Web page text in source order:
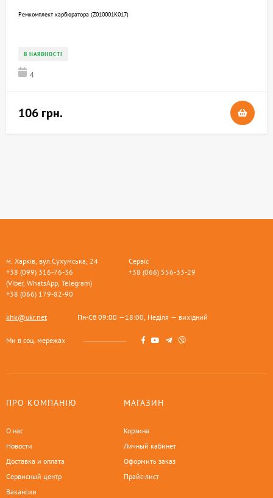
Ремкомплект карбюратора (Z010001K017)
В НАЯВНОСТІ
4
106 грн.
м. Харків, вул.Сухумська, 24
+38 (099) 316-76-36
(Viber, WhatsApp, Telegram)
+38 (066) 179-82-90
Сервіс
+38 (066) 556-33-29
khk@ukr.net Пн-Сб 09:00 —18:00, Неділя — вихідний
Ми в соц. мережах
ПРО КОМПАНІЮ
О нас
Новости
Доставка и оплата
Сервисный центр
Вакансии
МАГАЗИН
Корзина
Личный кабинет
Оформить заказ
Прайс-лист